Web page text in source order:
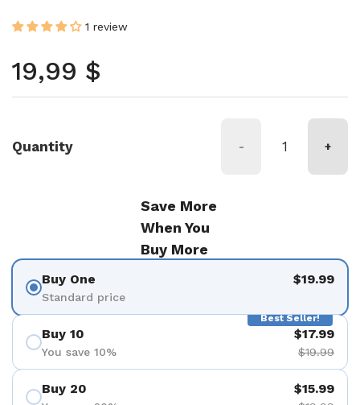
1 review
Regulärer Preis
19,99 $
Quantity - +
Save More
When You
Buy More
Buy One
Standard price
$19.99
Best Seller!
Buy 10
You save 10%
$17.99
$19.99
Buy 20 $15.99